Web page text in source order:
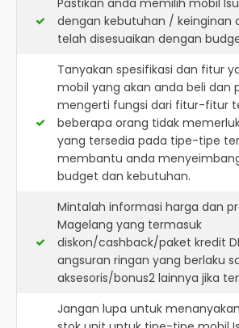
Pastikan anda memilih mobil
dengan kebutuhan / keinginan
telah disesuaikan dengan
Tanyakan spesifikasi dan fitur
mobil yang akan anda beli dan
mengerti fungsi dari fitur-fitur
beberapa orang tidak
yang tersedia pada tipe-tipe
membantu anda
budget dan kebutuhan.
Mintalah informasi harga dan
Magelang yang termasuk
diskon/cashback/paket kredit
angsuran ringan yang berlaku
aksesoris/bonus2 lainnya jika
Jangan lupa untuk